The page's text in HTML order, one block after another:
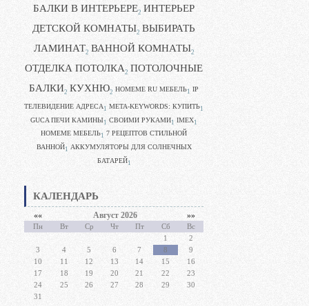
БАЛКИ В ИНТЕРЬЕРЕ2 ИНТЕРЬЕР
ДЕТСКОЙ КОМНАТЫ2 ВЫБИРАТЬ
ЛАМИНАТ2 ВАННОЙ КОМНАТЫ2
ОТДЕЛКА ПОТОЛКА2 ПОТОЛОЧНЫЕ
БАЛКИ2 КУХНЮ2 HOMEME RU МЕБЕЛЬ1 IP
ТЕЛЕВИДЕНИЕ АДРЕСА 1 META-KEYWORDS: КУПИТЬ1
GUCA ПЕЧИ КАМИНЫ1 CВОИМИ РУКАМИ1 IMEX1
HOMEME МЕБЕЛЬ1 7 РЕЦЕПТОВ СТИЛЬНОЙ
ВАННОЙ1 АККУМУЛЯТОРЫ ДЛЯ СОЛНЕЧНЫХ
БАТАРЕЙ1
КАЛЕНДАРЬ
«« Август 2026 »»
Пн Вт Ср Чт Пт Сб
Вс
1
2
3
4 5 6 7 8
9
10
11 12 13 14 15
16
17
18 19 20 21 22
23
24
25 26 27 28 29
30
31